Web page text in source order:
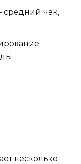
средний чек,
несколько